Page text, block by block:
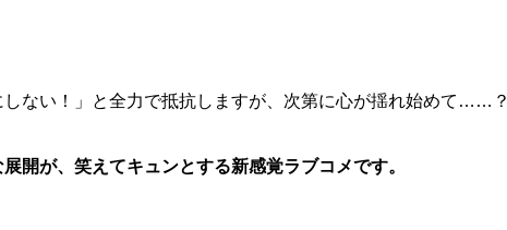
ない！」と全力で抵抗しますが、次第に心が揺れ始めて……？
開が、笑えてキュンとする新感覚ラブコメです。